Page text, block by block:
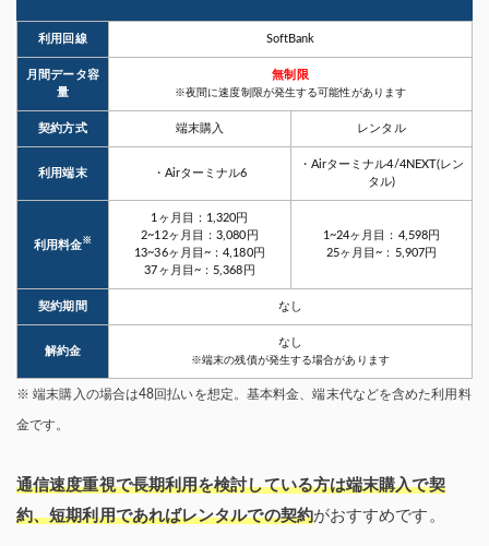
利用回線 SoftBank
月間データ容
量
無制限
※夜間に速度制限が発生する可能性があります
契約方式 端末購入 レンタル
利用端末 ・Airターミナル6
・Airターミナル4/4NEXT(レン
タル)
利用料金※
1ヶ月目：1,320円
2~12ヶ月目：3,080円
13~36ヶ月目~：4,180円
37ヶ月目~：5,368円
1~24ヶ月目：4,598円
25ヶ月目~：5,907円
契約期間 なし
解約金
なし
※端末の残債が発生する場合があります
※ 端末購入の場合は48回払いを想定。基本料金、端末代などを含めた利用料
金です。
通信速度重視で長期利用を検討している方は端末購入で契
約、短期利用であればレンタルでの契約がおすすめです。